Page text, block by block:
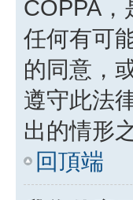
COPPA
任何有可
的同意，
遵守此法
出的情形
回頂端